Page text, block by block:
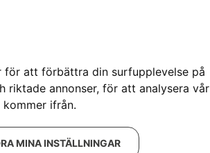
för att förbättra din surfupplevelse på
annonser, för att analysera vår
ifrån.
MINA INSTÄLLNINGAR